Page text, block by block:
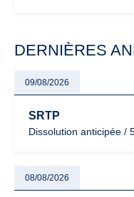
DERNIÈRES
09/08/2026
SRTP
Dissolution anticipée /
08/08/2026